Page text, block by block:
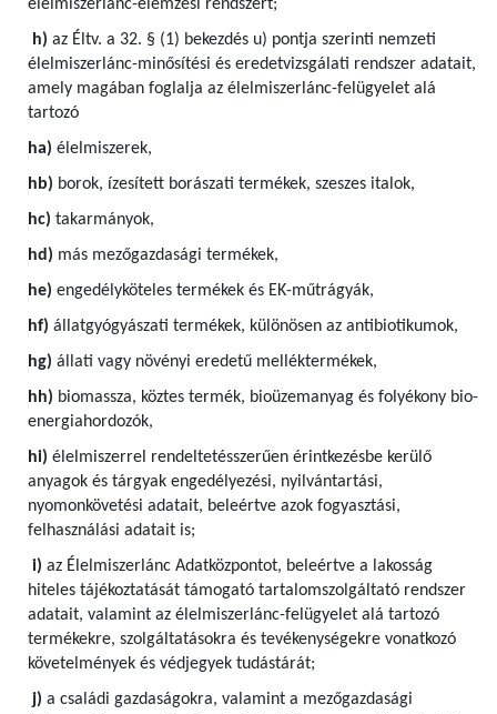
élelmiszerlánc-elemzési rendszert;
h) az Éltv. a 32. § (1) bekezdés u) pontja szerinti nemzeti
élelmiszerlánc-minősítési és eredetvizsgálati rendszer adatait,
amely magában foglalja az élelmiszerlánc-felügyelet alá
tartozó
ha) élelmiszerek,
hb) borok, ízesített borászati termékek, szeszes italok,
hc) takarmányok,
hd) más mezőgazdasági termékek,
he) engedélyköteles termékek és EK-műtrágyák,
hf) állatgyógyászati termékek, különösen az antibiotikumok,
hg) állati vagy növényi eredetű melléktermékek,
hh) biomassza, köztes termék, bioüzemanyag és folyékony bio-
energiahordozók,
hi) élelmiszerrel rendeltetésszerűen érintkezésbe kerülő
anyagok és tárgyak engedélyezési, nyilvántartási,
nyomonkövetési adatait, beleértve azok fogyasztási,
felhasználási adatait is;
i) az Élelmiszerlánc Adatközpontot, beleértve a lakosság
hiteles tájékoztatását támogató tartalomszolgáltató rendszer
adatait, valamint az élelmiszerlánc-felügyelet alá tartozó
termékekre, szolgáltatásokra és tevékenységekre vonatkozó
követelmények és védjegyek tudástárát;
j) a családi gazdaságokra, valamint a mezőgazdasági